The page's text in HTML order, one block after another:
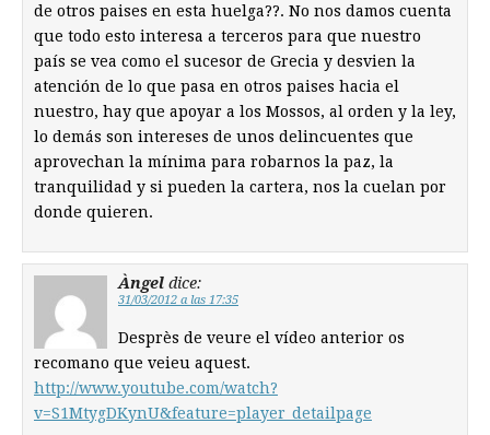
de otros paises en esta huelga??. No nos damos cuenta
que todo esto interesa a terceros para que nuestro
país se vea como el sucesor de Grecia y desvien la
atención de lo que pasa en otros paises hacia el
nuestro, hay que apoyar a los Mossos, al orden y la ley,
lo demás son intereses de unos delincuentes que
aprovechan la mínima para robarnos la paz, la
tranquilidad y si pueden la cartera, nos la cuelan por
donde quieren.
Àngel dice:
31/03/2012 a las 17:35
Desprès de veure el vídeo anterior os
recomano que veieu aquest.
http://www.youtube.com/watch?
v=S1MtygDKynU&feature=player_detailpage